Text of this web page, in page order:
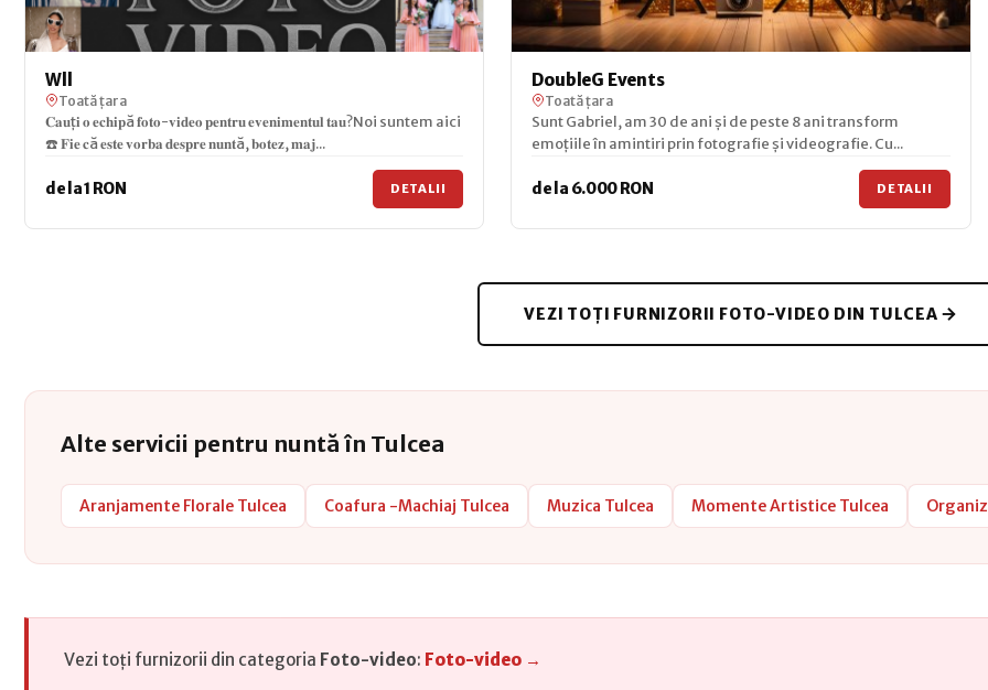
Wll
Toată țara
𝐂𝐚𝐮ț𝐢 𝐨 𝐞𝐜𝐡𝐢𝐩ă 𝐟𝐨𝐭𝐨-𝐯𝐢𝐝𝐞𝐨 𝐩𝐞𝐧𝐭𝐫𝐮 𝐞𝐯𝐞𝐧𝐢𝐦𝐞𝐧𝐭𝐮𝐥 𝐭𝐚𝐮?Noi suntem aici
☎️ 𝐅𝐢𝐞 𝐜ă 𝐞𝐬𝐭𝐞 𝐯𝐨𝐫𝐛𝐚 𝐝𝐞𝐬𝐩𝐫𝐞 𝐧𝐮𝐧𝐭ă, 𝐛𝐨𝐭𝐞𝐳, 𝐦𝐚𝐣...
de la 1 RON DETALII
DoubleG Events
Toată țara
Sunt Gabriel, am 30 de ani și de peste 8 ani transform
emoțiile în amintiri prin fotografie și videografie. Cu...
de la 6.000 RON DETALII
VEZI TOȚI FURNIZORII FOTO-VIDEO DIN TULCEA
Alte servicii pentru nuntă în Tulcea
Aranjamente Florale Tulcea Coafura -Machiaj Tulcea Muzica Tulcea Momente Artistice Tulcea
Vezi toți furnizorii din categoria Foto-video: Foto-video →